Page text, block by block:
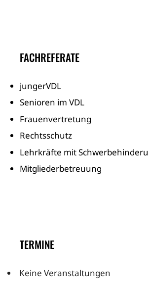
FACHREFERATE
jungerVDL
Senioren im VDL
Frauenvertretung
Rechtsschutz
Lehrkräfte mit
Mitgliederbetreuung
TERMINE
Keine Veranstaltungen